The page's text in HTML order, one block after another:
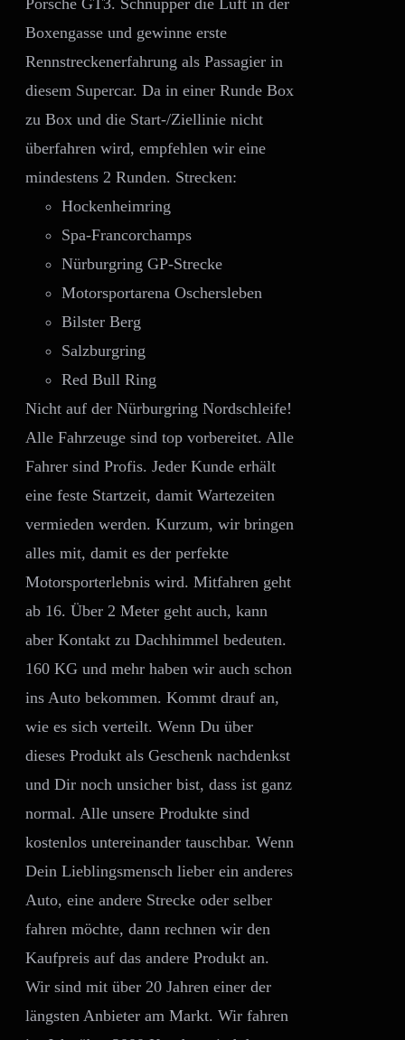
AUF
DER
GEWÄHLT
WERDEN
Porsche GT3. Schnupper die Luft in der
Boxengasse und gewinne erste
Rennstreckenerfahrung als Passagier in
diesem Supercar. Da in einer Runde Box
zu Box und die Start-/Ziellinie nicht
überfahren wird, empfehlen wir eine
mindestens 2 Runden. Strecken:
Hockenheimring
Spa-Francorchamps
Nürburgring GP-Strecke
Motorsportarena Oschersleben
Bilster Berg
Salzburgring
Red Bull Ring
Nicht auf der Nürburgring Nordschleife!
Alle Fahrzeuge sind top vorbereitet. Alle
Fahrer sind Profis. Jeder Kunde erhält
eine feste Startzeit, damit Wartezeiten
vermieden werden. Kurzum, wir bringen
alles mit, damit es der perfekte
Motorsporterlebnis wird. Mitfahren geht
ab 16. Über 2 Meter geht auch, kann
aber Kontakt zu Dachhimmel bedeuten.
160 KG und mehr haben wir auch schon
ins Auto bekommen. Kommt drauf an,
wie es sich verteilt. Wenn Du über
dieses Produkt als Geschenk nachdenkst
und Dir noch unsicher bist, dass ist ganz
normal. Alle unsere Produkte sind
kostenlos untereinander tauschbar. Wenn
Dein Lieblingsmensch lieber ein anderes
Auto, eine andere Strecke oder selber
fahren möchte, dann rechnen wir den
Kaufpreis auf das andere Produkt an.
Wir sind mit über 20 Jahren einer der
längsten Anbieter am Markt. Wir fahren